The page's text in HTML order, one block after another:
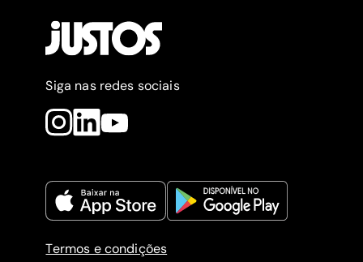
Siga nas redes sociais
Termos e condições